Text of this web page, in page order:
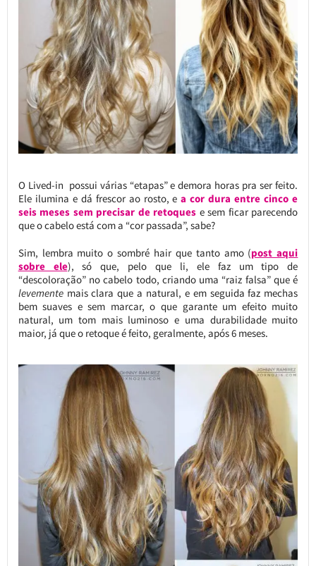
O Lived-in possui várias “etapas” e demora horas pra ser feito.
Ele ilumina e dá frescor ao rosto, ea cor dura entre cinco e
seis meses sem precisar de retoques e sem ficar parecendo
que o cabelo está com a “cor passada”, sabe?
Sim, lembra muito o sombré hair que tanto amo (post aqui
sobre ele), só que, pelo que li, ele faz um tipo de
“descoloração” no cabelo todo, criando uma “raiz falsa” que é
levementemais clara que a natural, e em seguida faz mechas
bem suaves e sem marcar, o que garante um efeito muito
natural, um tom mais luminoso e uma durabilidade muito
maior, já que o retoque é feito, geralmente, após 6 meses.